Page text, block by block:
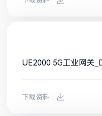
UE2000 5G工业网关
下载资料